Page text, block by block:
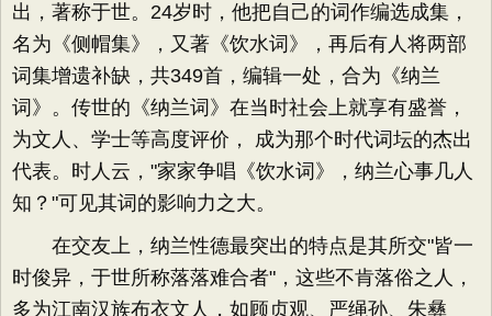
出，著称于世。24岁时，他把自己的词作编选成集，
名为《侧帽集》，又著《饮水词》，再后有人将两部
词集增遗补缺，共349首，编辑一处，合为《纳兰
词》。传世的《纳兰词》在当时社会上就享有盛誉，
为文人、学士等高度评价， 成为那个时代词坛的杰出
代表。时人云，"家家争唱《饮水词》，纳兰心事几人
知？"可见其词的影响力之大。
在交友上，纳兰性德最突出的特点是其所交"皆一
时俊异，于世所称落落难合者"，这些不肯落俗之人，
多为江南汉族布衣文人，如顾贞观、严绳孙、朱彝